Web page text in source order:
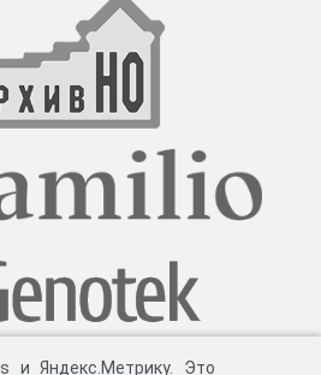
и Яндекс.Метрику. Это